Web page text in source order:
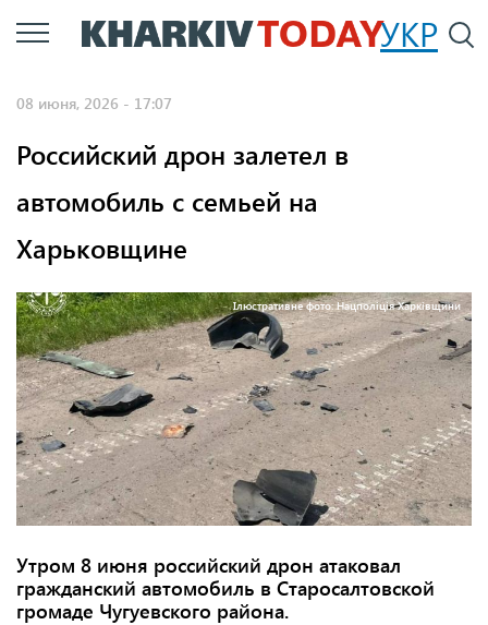
Перейти
к
УКР
08 июня, 2026 - 17:07
Российский дрон залетел в
автомобиль с семьей на
Харьковщине
Ілюстративне фото: Нацполіція Харківщини
Утром 8 июня российский дрон атаковал
гражданский автомобиль в Старосалтовской
громаде Чугуевского района.